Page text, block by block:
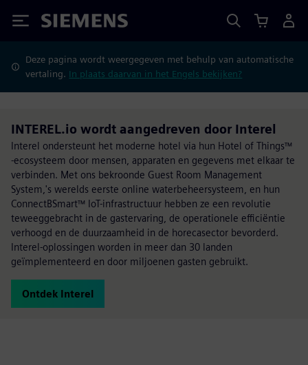
Siemens
Deze pagina wordt weergegeven met behulp van automatische
vertaling. In plaats daarvan in het Engels bekijken?
INTEREL.io wordt aangedreven door Interel
Interel ondersteunt het moderne hotel via hun Hotel of Things™
-ecosysteem door mensen, apparaten en gegevens met elkaar te
verbinden. Met ons bekroonde Guest Room Management
System,'s werelds eerste online waterbeheersysteem, en hun
ConnectBSmart™ IoT-infrastructuur hebben ze een revolutie
teweeggebracht in de gastervaring, de operationele efficiëntie
verhoogd en de duurzaamheid in de horecasector bevorderd.
Interel-oplossingen worden in meer dan 30 landen
geïmplementeerd en door miljoenen gasten gebruikt.
Ontdek Interel